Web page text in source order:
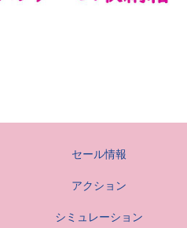
セール情報
アクション
シミュレーション